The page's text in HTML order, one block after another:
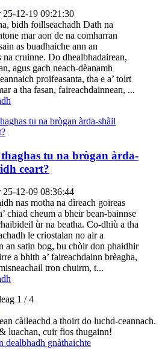
25-12-19 09:21:30
bidh foillseachadh Dath na
mar aon de na comharran
as buadhaiche ann an
na cruinne. Do dhealbhadairean,
agus gach neach-dèanamh
proifeasanta, tha e a’ toirt
a tha fasan, faireachdainnean, ...
tu na brògan àrda-
ceart?
25-12-09 08:36:44
nas motha na dìreach goireas
chiad cheum a bheir bean-bainnse
ùr na beatha. Co-dhiù a tha
le criostalan no air a
an satin bog, bu chòir don phaidhir
a bhith a’ faireachdainn brèagha,
tron ​​chuirm, t...
1 / 4
càileachd a thoirt do luchd-ceannach.
luachan, cuir fios thugainn!
dealbhadh gnàthaichte